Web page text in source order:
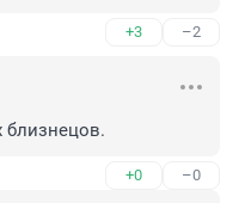
+3 –2
близнецов.
+0 –0